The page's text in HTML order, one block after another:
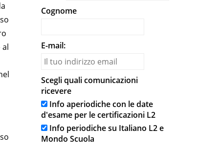
al
Cognome
E-mail:
Scegli quali comunicazioni
ricevere
Info aperiodiche con le date
d'esame per le certificazioni L2
Info periodiche su Italiano L2 e
Mondo Scuola